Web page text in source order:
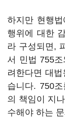
하지만 현행
행위에 대한
라 구성되면,
서 민법 755
려한다면 대
습니다. 750
의 책임이 지
수해야 하는